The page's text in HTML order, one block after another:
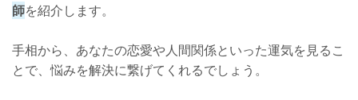
師を紹介します。
手相から、あなたの恋愛や人間関係といった運気を見るこ
とで、悩みを解決に繋げてくれるでしょう。